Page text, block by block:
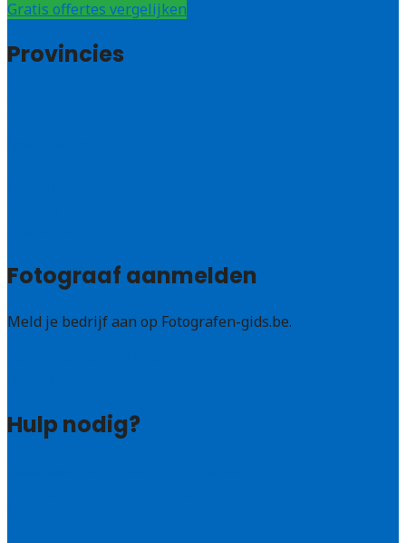
Gratis offertes vergelijken
Provincies
Fotograaf aanmelden
Meld je bedrijf aan op Fotografen-gids.be.
Hulp nodig?